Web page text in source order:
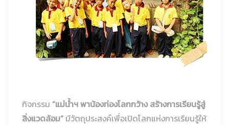
อย่างยั่งยืน
ประกาศค่านิยมขององค์กร
นโยบายการเปลี่ยนแปลงสภาพภูมิอากาศสู่ความเป็นกลางทาง
ประกาศแต่งตั้งคณะกรรมการสิ่งแวดล้อมและการจัดการก๊าซเรือน
Hardness Conversion Table
Chemical Composition
กิจกรรม “แม่น้ำฯ พาน้องท่องโลกกว้าง สร้างการเรียนรู้สู่
สิ่งแวดล้อม” มีวัตถุประสงค์เพื่อเปิดโลกแห่งการเรียนรู้ให้